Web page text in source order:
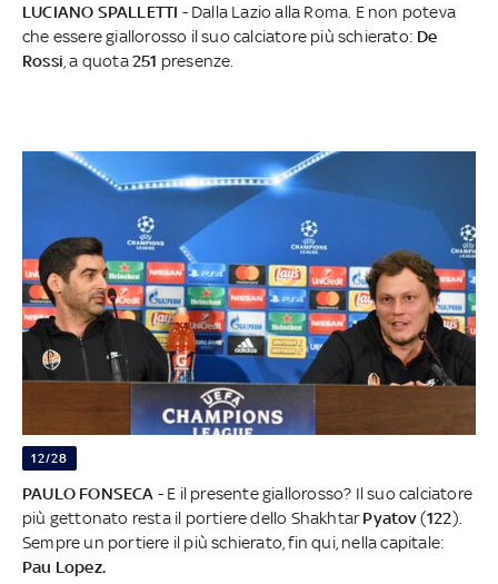
LUCIANO SPALLETTI - Dalla Lazio alla Roma. E non poteva
che essere giallorosso il suo calciatore più schierato: De
Rossi , a quota251 presenze.
12/28
PAULO FONSECA - E il presente giallorosso? Il suo calciatore
più gettonato resta il portiere dello ShakhtarPyatov(122).
Sempre un portiere il più schierato, fin qui, nella capitale:
Pau Lopez.